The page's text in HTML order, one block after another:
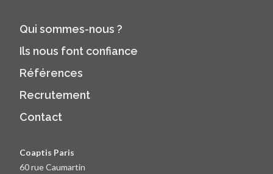
Qui sommes-nous ?
Ils nous font confiance
Références
Recrutement
Contact
Coaptis Paris
60 rue Caumartin